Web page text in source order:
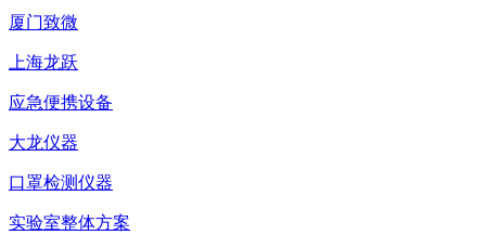
厦门致微
上海龙跃
应急便携设备
大龙仪器
口罩检测仪器
实验室整体方案